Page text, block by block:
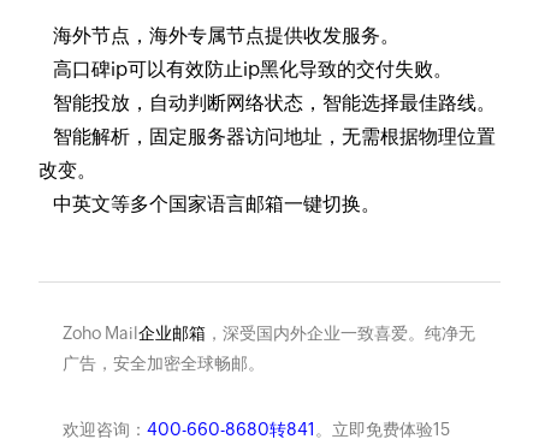
海外节点，海外专属节点提供收发服务。
高口碑ip可以有效防止ip黑化导致的交付失败。
智能投放，自动判断网络状态，智能选择最佳路线。
智能解析，固定服务器访问地址，无需根据物理位置
改变。
中英文等多个国家语言邮箱一键切换。
Zoho Mail企业邮箱，深受国内外企业一致喜爱。纯净无
广告，安全加密全球畅邮。
欢迎咨询： 400-660-8680转841 。立即免费体验15